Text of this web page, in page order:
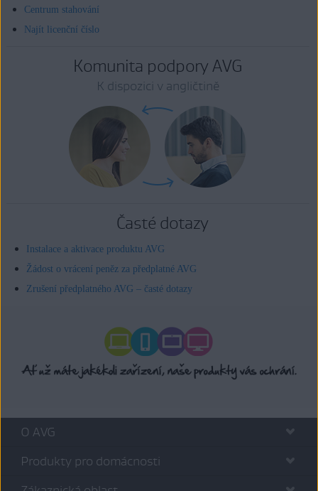
Centrum stahování
Najít licenční číslo
Komunita podpory AVG
K dispozici v angličtině
Časté dotazy
Instalace a aktivace produktu AVG
Žádost o vrácení peněz za předplatné AVG
Zrušení předplatného AVG – časté dotazy
O AVG
Produkty pro domácnosti